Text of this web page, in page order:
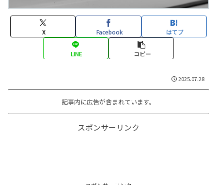
X Facebook はてブ
LINE コピー
2025.07.28
記事内に広告が含まれています。
スポンサーリンク